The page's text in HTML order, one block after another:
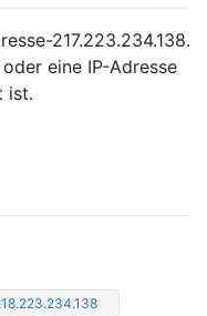
217.223.234.138.
eine IP-Adresse
ist.